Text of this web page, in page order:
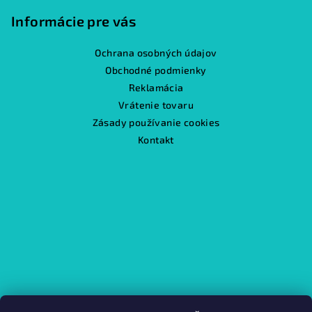
Informácie pre vás
Ochrana osobných údajov
Obchodné podmienky
Reklamácia
Vrátenie tovaru
Zásady používanie cookies
Kontakt